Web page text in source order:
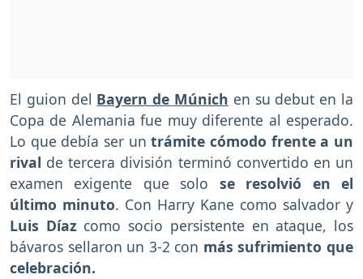
El guion del Bayern de Múnich en su debut en la
Copa de Alemania fue muy diferente al esperado.
Lo que debía ser untrámite cómodo frente a un
rival de tercera división terminó convertido en un
examen exigente que solo se resolvió en el
último minuto. Con Harry Kane como salvador y
Luis Díaz como socio persistente en ataque, los
bávaros sellaron un 3-2 con más sufrimiento que
celebración.